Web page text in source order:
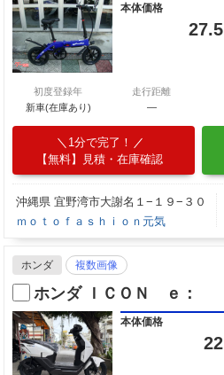
本体価格
27.5
初度登録年
新車(在庫あり)
走行距離
―
1分で完了！
【無料】見積・在庫確認
沖縄県 宜野湾市大謝名１−１９−３０
ｍｏｔｏｆａｓｈｉｏｎ元気
ホンダ 複数画像
ホンダ ＩＣＯＮ ｅ：
本体価格
22